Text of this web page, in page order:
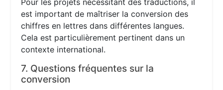
Pour les projets nécessitant des traductions, il
est important de maîtriser la conversion des
chiffres en lettres dans différentes langues.
Cela est particulièrement pertinent dans un
contexte international.
7. Questions fréquentes sur la
conversion